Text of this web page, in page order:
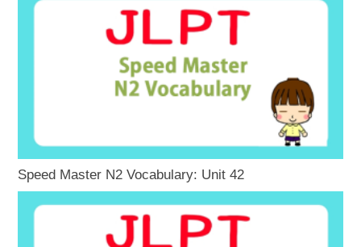
Speed Master N2 Vocabulary: Unit 42